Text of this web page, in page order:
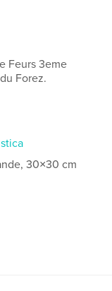
Feurs 3eme
Forez.
30×30 cm